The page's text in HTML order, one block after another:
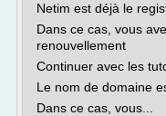
Netim est déjà le
Dans ce cas, vous
renouvellement
Continuer avec les
Le nom de domaine
Dans ce cas, vous...